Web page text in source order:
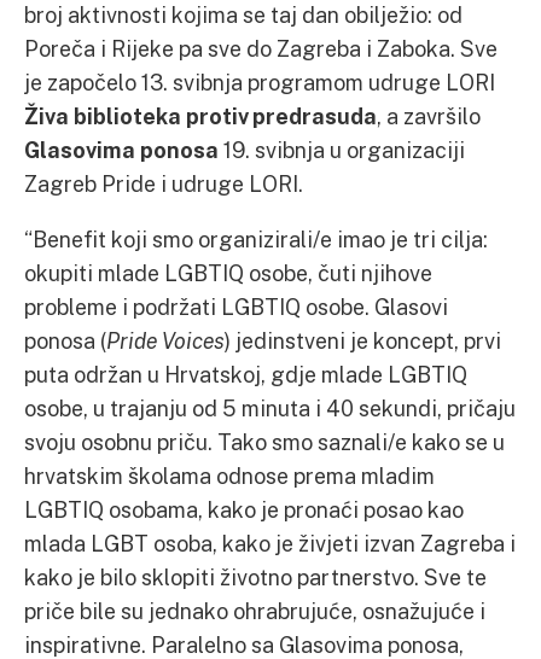
broj aktivnosti kojima se taj dan obilježio: od
Poreča i Rijeke pa sve do Zagreba i Zaboka. Sve
je započelo 13. svibnja programom udruge LORI
Živa biblioteka protiv predrasuda, a završilo
Glasovima ponosa 19. svibnja u organizaciji
Zagreb Pride i udruge LORI.
“Benefit koji smo organizirali/e imao je tri cilja:
okupiti mlade LGBTIQ osobe, čuti njihove
probleme i podržati LGBTIQ osobe. Glasovi
ponosa (Pride Voices) jedinstveni je koncept, prvi
puta održan u Hrvatskoj, gdje mlade LGBTIQ
osobe, u trajanju od 5 minuta i 40 sekundi, pričaju
svoju osobnu priču. Tako smo saznali/e kako se u
hrvatskim školama odnose prema mladim
LGBTIQ osobama, kako je pronaći posao kao
mlada LGBT osoba, kako je živjeti izvan Zagreba i
kako je bilo sklopiti životno partnerstvo. Sve te
priče bile su jednako ohrabrujuće, osnažujuće i
inspirativne. Paralelno sa Glasovima ponosa,